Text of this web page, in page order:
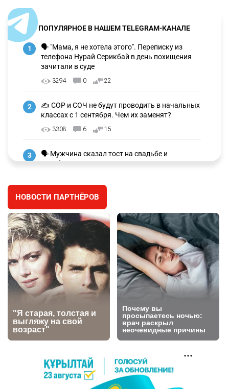
ПОПУЛЯРНОЕ В НАШЕМ TELEGRAM-КАНАЛЕ
1
🗣 "Мама, я не хотела этого". Переписку из
телефона Нурай Серикбай в день похищения
зачитали в суде
3294 0 22
2
✍️ СОР и СОЧ не будут проводить в начальных
классах с 1 сентября. Чем их заменят?
3308 6 15
3
🗣 Мужчина сказал тост на свадьбе и
заработал уголовное дело
🐏 Скота больше, а мясо дороже. Почему в
Казахстане продолжают расти цены на
баранину и конину
2707
5
⚠️ Доброе утро, друзья! Предлагаем обзор
главных новостей за 4 августа
2804 0 1
6
🗣Глава государства направил телеграмму
соболезнования родным и близким Халық
қаһарманы Ивана Гапича
2779 2 42
🇫🇷 Клуб ПСЖ объявил об открытии своей
футбольной академии в Астане
НОВОСТИ ПАРТНЁРОВ